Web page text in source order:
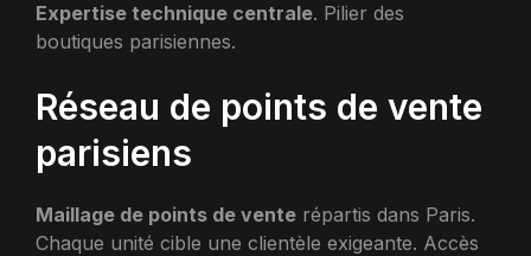
Expertise technique centrale. Pilier des
boutiques parisiennes.
Réseau de points de vente
parisiens
Maillage de points de vente répartis dans Paris.
Chaque unité cible une clientèle exigeante. Accès